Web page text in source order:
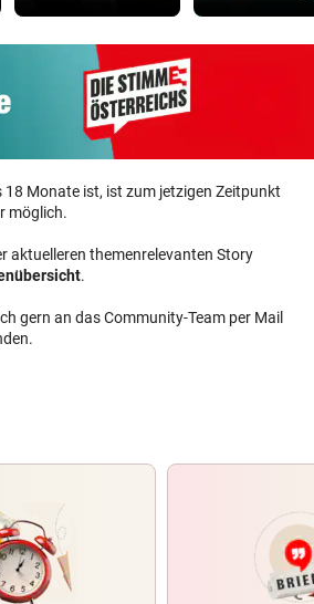
18 Monate ist, ist zum jetzigen Zeitpunkt
möglich.
aktuelleren themenrelevanten Story
.
gern an das Community-Team per Mail